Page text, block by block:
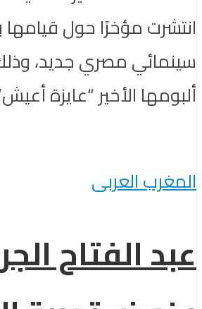
انتشرت مؤخرًا حول قيامها
سينمائي مصري جديد،
ألبومها الأخير “عايزة
المغرب العربى
عبد الفتاح